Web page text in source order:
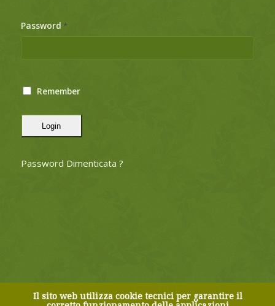
Password *
Remember
Login
Password Dimenticata ?
Il sito web utilizza cookie tecnici per garantire il